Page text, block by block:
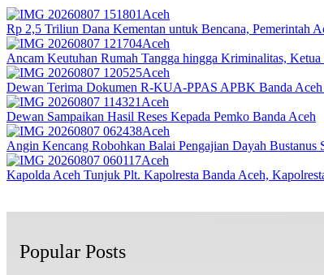
Aceh
Rp 2,5 Triliun Dana Kementan untuk Bencana, Pemerintah
Aceh
Ancam Keutuhan Rumah Tangga hingga Kriminalitas,
Aceh
Dewan Terima Dokumen R-KUA-PPAS APBK Banda
Aceh
Dewan Sampaikan Hasil Reses Kepada Pemko Banda Aceh
Aceh
Angin Kencang Robohkan Balai Pengajian Dayah Bustanus
Aceh
Kapolda Aceh Tunjuk Plt. Kapolresta Banda Aceh,
Popular Posts